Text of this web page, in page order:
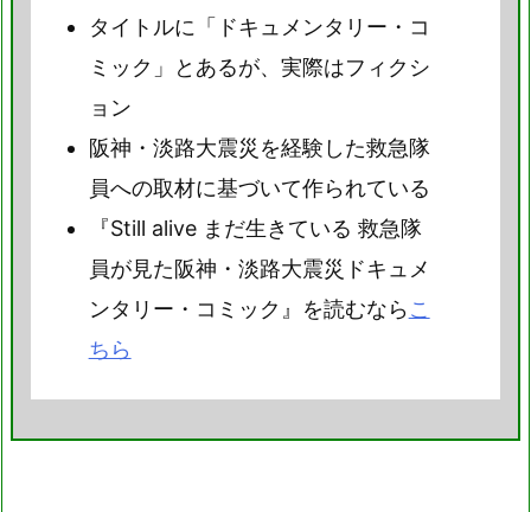
タイトルに「ドキュメンタリー・コ
ミック」とあるが、実際はフィクシ
ョン
阪神・淡路大震災を経験した救急隊
員への取材に基づいて作られている
『Still alive まだ生きている 救急隊
員が見た阪神・淡路大震災ドキュメ
ンタリー・コミック』を読むなら こ
ちら